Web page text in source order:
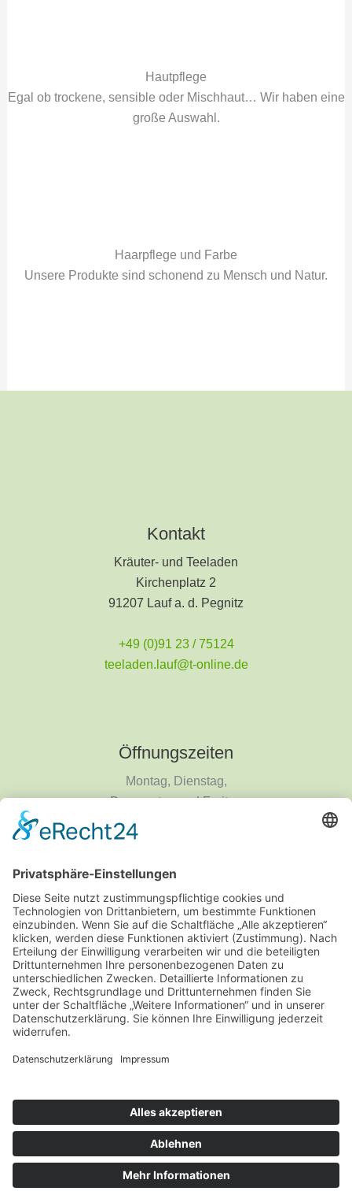
Hautpflege
Egal ob trockene, sensible oder Mischhaut… Wir haben eine
große Auswahl.
Haarpflege und Farbe
Unsere Produkte sind schonend zu Mensch und Natur.
Kontakt
Kräuter- und Teeladen
Kirchenplatz 2
91207 Lauf a. d. Pegnitz
+49 (0)91 23 / 75124
teeladen.lauf@t-online.de
Öffnungszeiten
Montag, Dienstag,
Donnerstag und Freitag
9 - 14 Uhr
Informationen
Über uns
Produktanfrage
Datenschutzerklärung
Copyright © 2026 Kräuter und Teeladen Lauf